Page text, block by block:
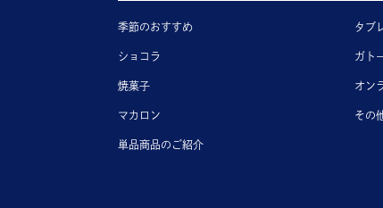
季節のおすすめ
ショコラ
焼菓子
マカロン
単品商品のご紹介
タブ
ガト
オン
その